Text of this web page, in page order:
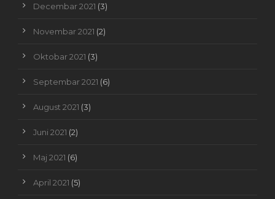
Decembar 2021 (3)
Novembar 2021 (2)
Oktobar 2021 (3)
Septembar 2021 (6)
August 2021 (3)
Juni 2021 (2)
Maj 2021 (6)
April 2021 (5)